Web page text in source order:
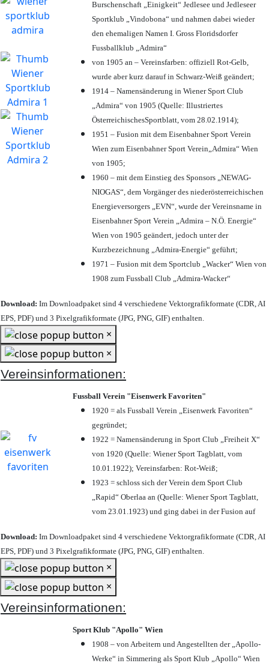
Burschenschaft „Einigkeit“ Jedlesee und Jedleseer
Sportklub „Vindobona“ und nahmen dabei wieder
den ehemaligen Namen I. Gross Floridsdorfer
Fussballklub „Admira“
von 1905 an – Vereinsfarben: offiziell Rot-Gelb,
wurde aber kurz darauf in Schwarz-Weiß geändert;
1914 – Namensänderung in Wiener Sport Club
„Admira“ von 1905 (Quelle: Illustriertes
ÖsterreichischesSportblatt, vom 28.02.1914);
1951 – Fusion mit dem Eisenbahner Sport Verein
Wien zum Eisenbahner Sport Verein„Admira“ Wien
von 1905;
1960 – mit dem Einstieg des Sponsors „NEWAG-
NIOGAS“, dem Vorgänger des niederösterreichischen
Energieversorgers „EVN“, wurde der Vereinsname in
Eisenbahner Sport Verein „Admira – N.Ö. Energie“
Wien von 1905 geändert, jedoch unter der
Kurzbezeichnung „Admira-Energie“ geführt;
1971 – Fusion mit dem Sportclub „Wacker“ Wien von
1908 zum Fussball Club „Admira-Wacker“
Download: Im Downloadpaket sind 4 verschiedene Vektorgrafikformate (CDR, AI
EPS, PDF) und 3 Pixelgrafikformate (JPG, PNG, GIF) enthalten.
×
×
Vereinsinformationen:
Fussball Verein "Eisenwerk Favoriten"
1920 = als Fussball Verein „Eisenwerk Favoriten“
gegründet;
1922 = Namensänderung in Sport Club „Freiheit X“
von 1920 (Quelle: Wiener Sport Tagblatt, vom
10.01.1922); Vereinsfarben: Rot-Weiß;
1923 = schloss sich der Verein dem Sport Club
„Rapid“ Oberlaa an (Quelle: Wiener Sport Tagblatt,
vom 23.01.1923) und ging dabei in der Fusion auf
Download: Im Downloadpaket sind 4 verschiedene Vektorgrafikformate (CDR, AI
EPS, PDF) und 3 Pixelgrafikformate (JPG, PNG, GIF) enthalten.
×
×
Vereinsinformationen:
Sport Klub "Apollo" Wien
1908 – von Arbeitern und Angestellten der „Apollo-
Werke“ in Simmering als Sport Klub „Apollo“ Wien